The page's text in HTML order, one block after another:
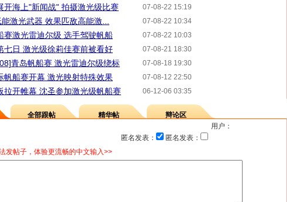
07-08-22 15:19
开海上"新闻战" 拍摄激光级比赛
07-08-22 10:34
激光武器 效果匹敌高能激...
07-08-22 10:03
赛激光雷迪尔级 选手驾驶帆船
07-08-21 18:30
七日 激光级徐莉佳赛前被看好
07-08-18 19:30
青岛帆船赛 激光雷迪尔级绕标
07-08-12 22:50
帆船赛开幕 激光映射特殊效果
06-12-06 03:35
拉开帷幕 沈圣参加激光级帆船赛
全部跟帖 精华帖
辩论区
用户：
匿名发表：
匿名发表：
发帖子，体验更流畅的中文输入>>